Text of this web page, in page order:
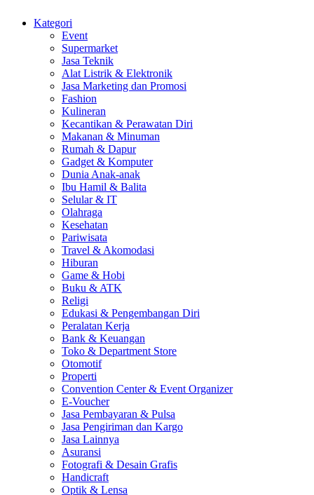
Kategori
Event
Supermarket
Jasa Teknik
Alat Listrik & Elektronik
Jasa Marketing dan Promosi
Fashion
Kulineran
Kecantikan & Perawatan Diri
Makanan & Minuman
Rumah & Dapur
Gadget & Komputer
Dunia Anak-anak
Ibu Hamil & Balita
Selular & IT
Olahraga
Kesehatan
Pariwisata
Travel & Akomodasi
Hiburan
Game & Hobi
Buku & ATK
Religi
Edukasi & Pengembangan Diri
Peralatan Kerja
Bank & Keuangan
Toko & Department Store
Otomotif
Properti
Convention Center & Event Organizer
E-Voucher
Jasa Pembayaran & Pulsa
Jasa Pengiriman dan Kargo
Jasa Lainnya
Asuransi
Fotografi & Desain Grafis
Handicraft
Optik & Lensa